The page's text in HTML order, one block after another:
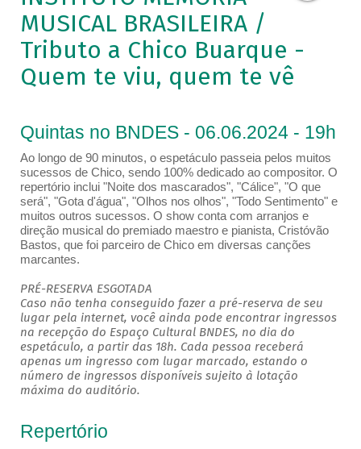
MUSICAL BRASILEIRA /
Tributo a Chico Buarque -
Quem te viu, quem te vê
Quintas no BNDES - 06.06.2024 - 19h
Ao longo de 90 minutos, o espetáculo passeia pelos muitos
sucessos de Chico, sendo 100% dedicado ao compositor. O
repertório inclui "Noite dos mascarados", "Cálice", "O que
será", "Gota d'água", "Olhos nos olhos", "Todo Sentimento" e
muitos outros sucessos. O show conta com arranjos e
direção musical do premiado maestro e pianista, Cristóvão
Bastos, que foi parceiro de Chico em diversas canções
marcantes.
PRÉ-RESERVA ESGOTADA
Caso não tenha conseguido fazer a pré-reserva de seu
lugar pela internet, você ainda pode encontrar ingressos
na recepção do Espaço Cultural BNDES, no dia do
espetáculo, a partir das 18h. Cada pessoa receberá
apenas um ingresso com lugar marcado, estando o
número de ingressos disponíveis sujeito à lotação
máxima do auditório.
Repertório